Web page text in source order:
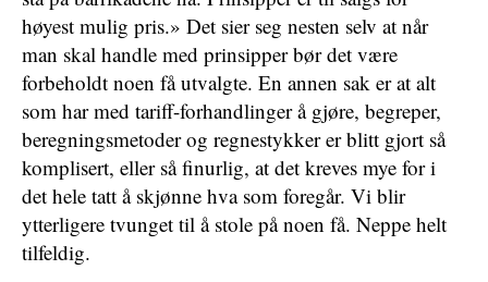
høyest mulig pris.» Det sier seg nesten selv at når
man skal handle med prinsipper bør det være
forbeholdt noen få utvalgte. En annen sak er at alt
som har med tariff-forhandlinger å gjøre, begreper,
beregningsmetoder og regnestykker er blitt gjort så
komplisert, eller så finurlig, at det kreves mye for i
det hele tatt å skjønne hva som foregår. Vi blir
ytterligere tvunget til å stole på noen få. Neppe helt
tilfeldig.